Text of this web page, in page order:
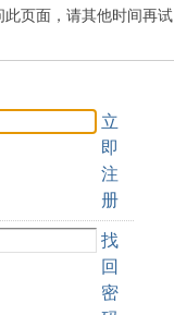
此页面，请其他时间再试
立
即
注
册
找
回
密